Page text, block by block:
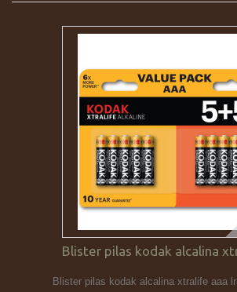
Blister pilas kodak alcalina
Blister pilas kodak alcalina xtralife aaa